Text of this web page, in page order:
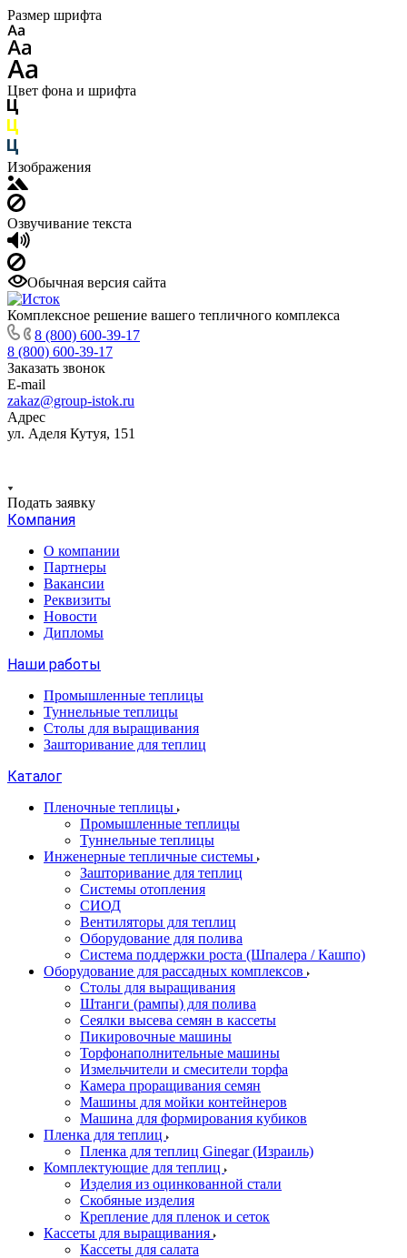
Размер шрифта
Цвет фона и шрифта
Изображения
Озвучивание текста
Обычная версия сайта
Комплексное решение вашего тепличного комплекса
8 (800) 600-39-17
8 (800) 600-39-17
Заказать звонок
E-mail
zakaz@group-istok.ru
Адрес
ул. Аделя Кутуя, 151
Подать заявку
Компания
О компании
Партнеры
Вакансии
Реквизиты
Новости
Дипломы
Наши работы
Промышленные теплицы
Туннельные теплицы
Столы для выращивания
Зашторивание для теплиц
Каталог
Пленочные теплицы
Промышленные теплицы
Туннельные теплицы
Инженерные тепличные системы
Зашторивание для теплиц
Системы отопления
СИОД
Вентиляторы для теплиц
Оборудование для полива
Система поддержки роста (Шпалера / Кашпо)
Оборудование для рассадных комплексов
Столы для выращивания
Штанги (рампы) для полива
Сеялки высева семян в кассеты
Пикировочные машины
Торфонаполнительные машины
Измельчители и смесители торфа
Камера проращивания семян
Машины для мойки контейнеров
Машина для формирования кубиков
Пленка для теплиц
Пленка для теплиц Ginegar (Израиль)
Комплектующие для теплиц
Изделия из оцинкованной стали
Скобяные изделия
Крепление для пленок и сеток
Кассеты для выращивания
Кассеты для салата